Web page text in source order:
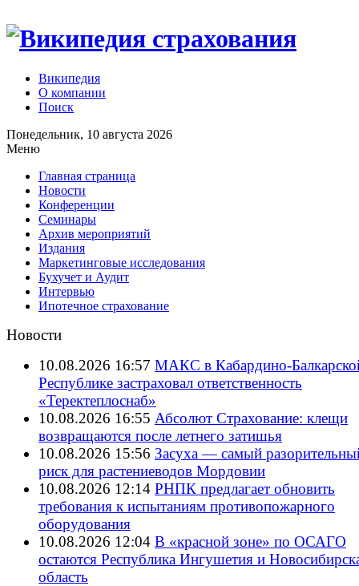
Википедия
О компании
Поиск
Понедельник, 10 августа 2026
Меню
Главная страница
Новости
Конференции
Семинары
Архив мероприятий
Издания
Маркетинговые исследования
Бухучет и Аудит
Интервью
Ипотечное страхование
Новости
10.08.2026 16:57 МАКС в Кабардино-
Республике застраховал ответственность
«Теректеплоснаб»
10.08.2026 16:55 Абсолют Страхование: клещи
возвращаются после летнего затишья
10.08.2026 15:56 Засуха — самый
риск для растениеводов Мордовии
10.08.2026 12:14 РНПК предлагает обновить
требования к испытаниям противопожарного
оборудования
10.08.2026 12:04 В «красной зоне» по ОСАГО
остаются Республика Ингушетия и
область